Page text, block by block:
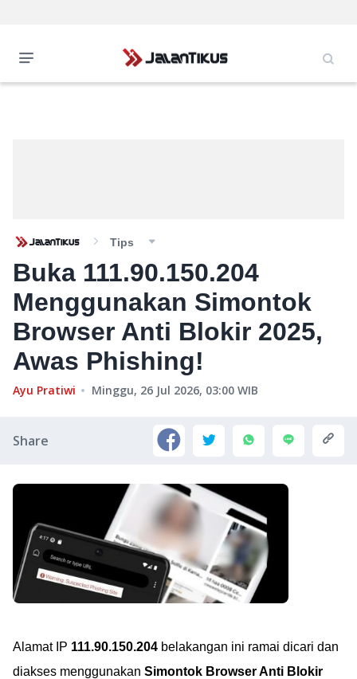
Tips
Buka 111.90.150.204
Menggunakan Simontok
Browser Anti Blokir 2025,
Awas Phishing!
Ayu Pratiwi Minggu, 26 Jul 2026, 03:00 WIB
Share
Alamat IP 111.90.150.204 belakangan ini ramai dicari dan
diakses menggunakan Simontok Browser Anti Blokir